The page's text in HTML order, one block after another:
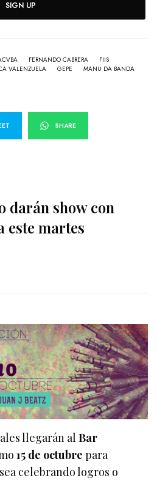
SIGN UP
FERNANDO CABRERA
FIIS
VALENZUELA GEPE MANU DA BANDA
SHARE
darán show con
este martes
llegarán alBar
15 de octubre para
celebrando logros o